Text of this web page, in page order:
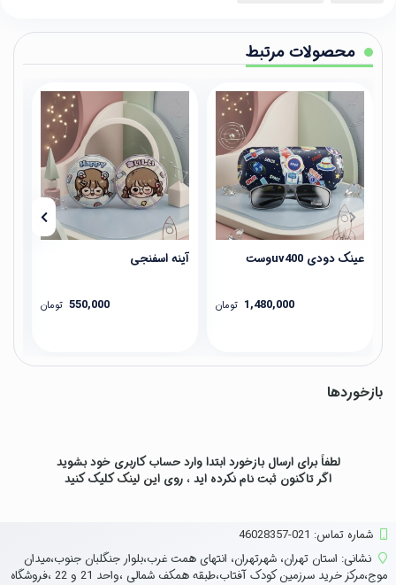
محصولات مرتبط
عینک دودی uv400وست
1,480,000 تومان
آینه اسفنجی
550,000 تومان
بازخوردها
لطفاً برای ارسال بازخورد ابتدا وارد حساب کاربری خود بشوید
اگر تاکنون ثبت نام نکرده اید ، روی این لینککلیک کنید
شماره تماس‌: 021-46028357
نشانی: استان تهران، شهرتهران، انتهای همت غرب،بلوار جنگلبان جنوب،میدان
موج،مرکز خرید سرزمین کودک آفتاب،طبقه همکف شمالی ،واحد 21 و 22 ،فروشگاه